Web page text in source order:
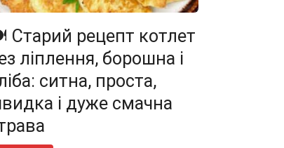
Старий рецепт котлет
ліплення, борошна і
ситна, проста,
і дуже смачна